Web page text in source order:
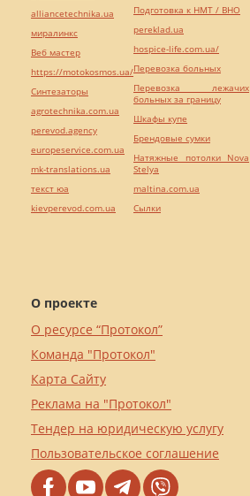
О проекте
О ресурсе “Протокол”
Команда "Протокол"
Карта Сайту
Реклама на "Протокол"
Тендер на юридическую услугу
Пользовательское соглашение
alliancetechnika.ua
миралинкс
Веб мастер
https://motokosmos.ua/
Синтезаторы
agrotechnika.com.ua
perevod.agency
europeservice.com.ua
mk-translations.ua
текст юа
kievperevod.com.ua
Подготовка к НМТ / ВНО
pereklad.ua
hospice-life.com.ua/
Перевозка больных
Перевозка лежачих
больных за границу
Шкафы купе
Брендовые сумки
Натяжные потолки Nova
Stelya
maltina.com.ua
Cылки